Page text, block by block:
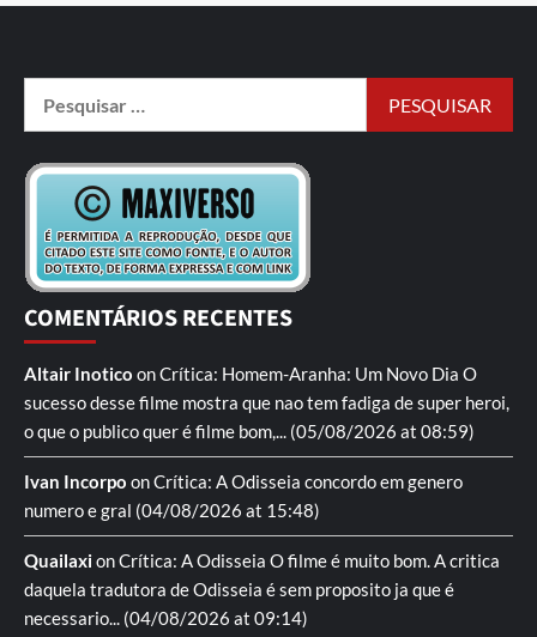
COMENTÁRIOS RECENTES
Altair Inotico onCrítica: Homem-Aranha: Um Novo Dia O
sucesso desse filme mostra que nao tem fadiga de super heroi,
o que o publico quer é filme bom,... (05/08/2026 at 08:59)
Ivan Incorpo onCrítica: A Odisseia concordo em genero
numero e gral (04/08/2026 at 15:48)
QuailaxionCrítica: A Odisseia O filme é muito bom. A critica
daquela tradutora de Odisseia é sem proposito ja que é
necessario... (04/08/2026 at 09:14)